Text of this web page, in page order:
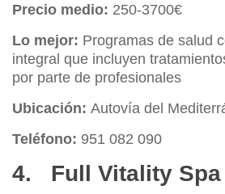
Precio medio: 250-3700€
Lo mejor: Programas de salud
integral que incluyen
por parte de profesionales
Ubicación: Autovía del
Teléfono: 951 082 090
4. Full Vitality Spa